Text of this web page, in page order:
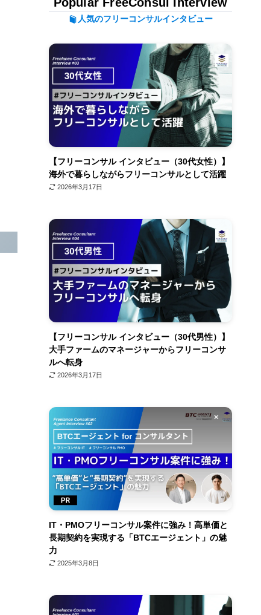
人気のフリーコンサルインタビュー
【フリーコンサル インタビュー（30代女性）】
海外で暮らしながらフリーコンサルとして活躍
2026年3月17日
【フリーコンサル インタビュー（30代男性）】
大手ファームのマネージャーからフリーコンサ
ルへ転身
2026年3月17日
IT・PMOフリーコンサル案件に強み！高単価と
長期契約を実現する「BTCエージェント」の魅
力
2025年3月8日